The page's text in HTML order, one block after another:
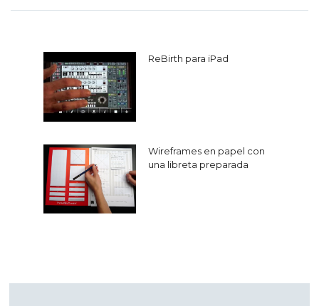
Navegación
de
entradas
ReBirth para iPad
Wireframes en papel con
una libreta preparada